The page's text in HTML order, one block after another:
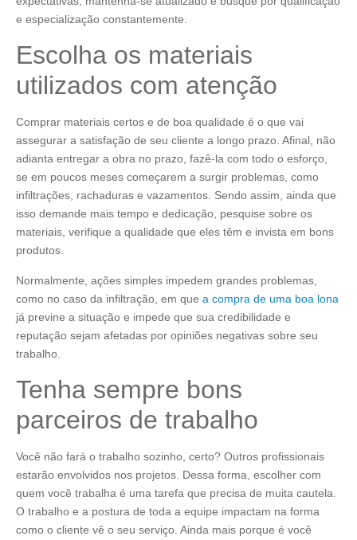
e especialização constantemente.
Escolha os materiais
utilizados com atenção
Comprar materiais certos e de boa qualidade é o que vai
assegurar a satisfação de seu cliente a longo prazo. Afinal, não
adianta entregar a obra no prazo, fazê-la com todo o esforço,
se em poucos meses começarem a surgir problemas, como
infiltrações, rachaduras e vazamentos. Sendo assim, ainda que
isso demande mais tempo e dedicação, pesquise sobre os
materiais, verifique a qualidade que eles têm e invista em bons
produtos.
Normalmente, ações simples impedem grandes problemas,
como no caso da infiltração, em que a compra de uma boa lona
já previne a situação e impede que sua credibilidade e
reputação sejam afetadas por opiniões negativas sobre seu
trabalho.
Tenha sempre bons
parceiros de trabalho
Você não fará o trabalho sozinho, certo? Outros profissionais
estarão envolvidos nos projetos. Dessa forma, escolher com
quem você trabalha é uma tarefa que precisa de muita cautela.
O trabalho e a postura de toda a equipe impactam na forma
como o cliente vê o seu serviço. Ainda mais porque é você